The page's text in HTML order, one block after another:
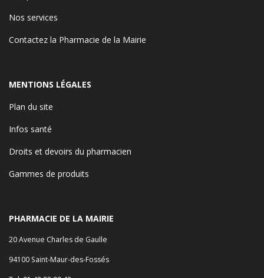
Nos services
Contactez la Pharmacie de la Mairie
MENTIONS LÉGALES
Plan du site
Infos santé
Droits et devoirs du pharmacien
Gammes de produits
PHARMACIE DE LA MAIRIE
20 Avenue Charles de Gaulle
94100 Saint-Maur-des-Fossés